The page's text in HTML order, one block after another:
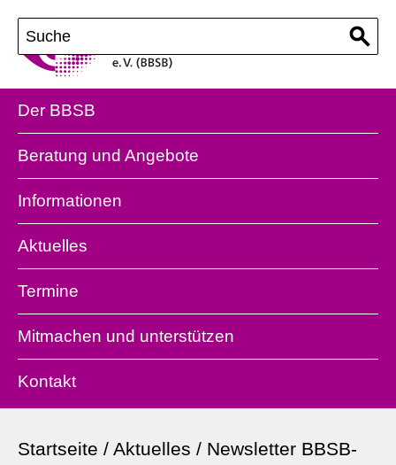
Der BBSB
Beratung und Angebote
Informationen
Aktuelles
Termine
Mitmachen und unterstützen
Kontakt
Startseite / Aktuelles / Newsletter BBSB-